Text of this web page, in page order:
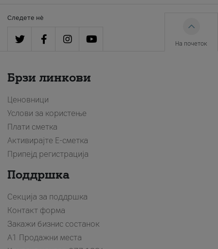
Следете нè
На почеток
Брзи линкови
Ценовници
Услови за користење
Плати сметка
Активирајте Е-сметка
Припејд регистрација
Поддршка
Секција за поддршка
Контакт форма
Закажи бизнис состанок
A1 Продажни места